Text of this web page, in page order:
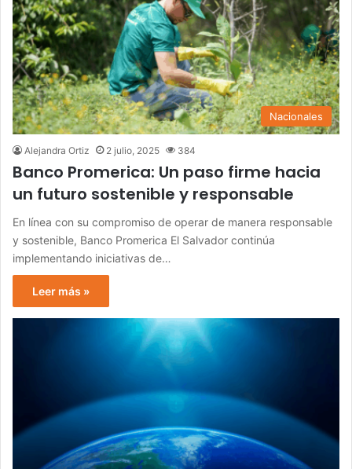
Nacionales
Alejandra Ortiz 2 julio, 2025 384
Banco Promerica: Un paso firme hacia
un futuro sostenible y responsable
En línea con su compromiso de operar de manera responsable
y sostenible, Banco Promerica El Salvador continúa
implementando iniciativas de…
Leer más »